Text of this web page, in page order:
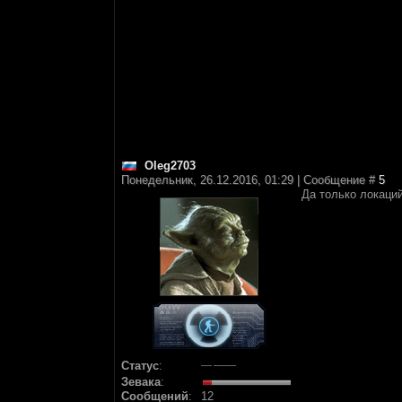
Oleg2703
Понедельник, 26.12.2016, 01:29 | Сообщение # 5
Статус:
Зевака:
Сообщений: 12
Да только